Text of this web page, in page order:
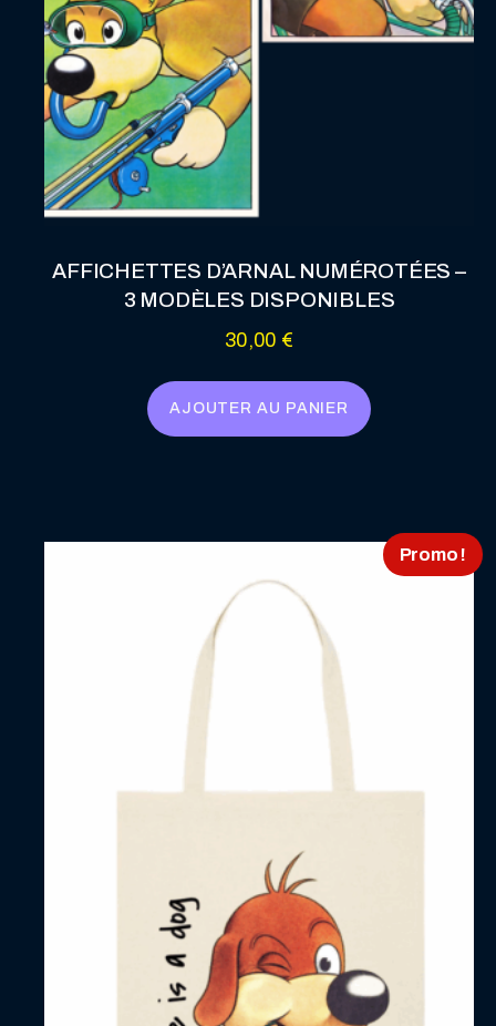
AFFICHETTES D’ARNAL NUMÉROTÉES –
3 MODÈLES DISPONIBLES
30,00 €
AJOUTER AU PANIER
Promo !